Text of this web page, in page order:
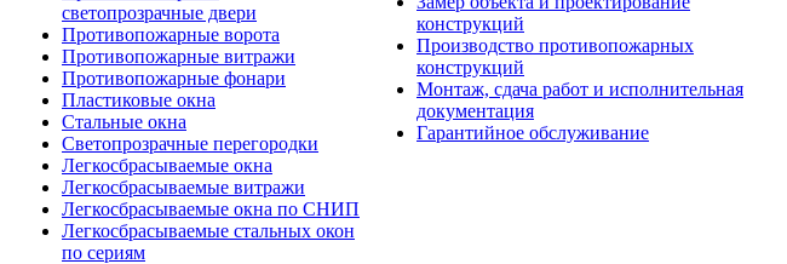
светопрозрачные двери
Противопожарные ворота
Противопожарные витражи
Противопожарные фонари
Пластиковые окна
Стальные окна
Светопрозрачные перегородки
Легкосбрасываемые окна
Легкосбрасываемые витражи
Легкосбрасываемые окна по СНИП
Легкосбрасываемые стальных окон
по сериям
конструкций
Производство противопожарных
конструкций
Монтаж, сдача работ и исполнительная
документация
Гарантийное обслуживание